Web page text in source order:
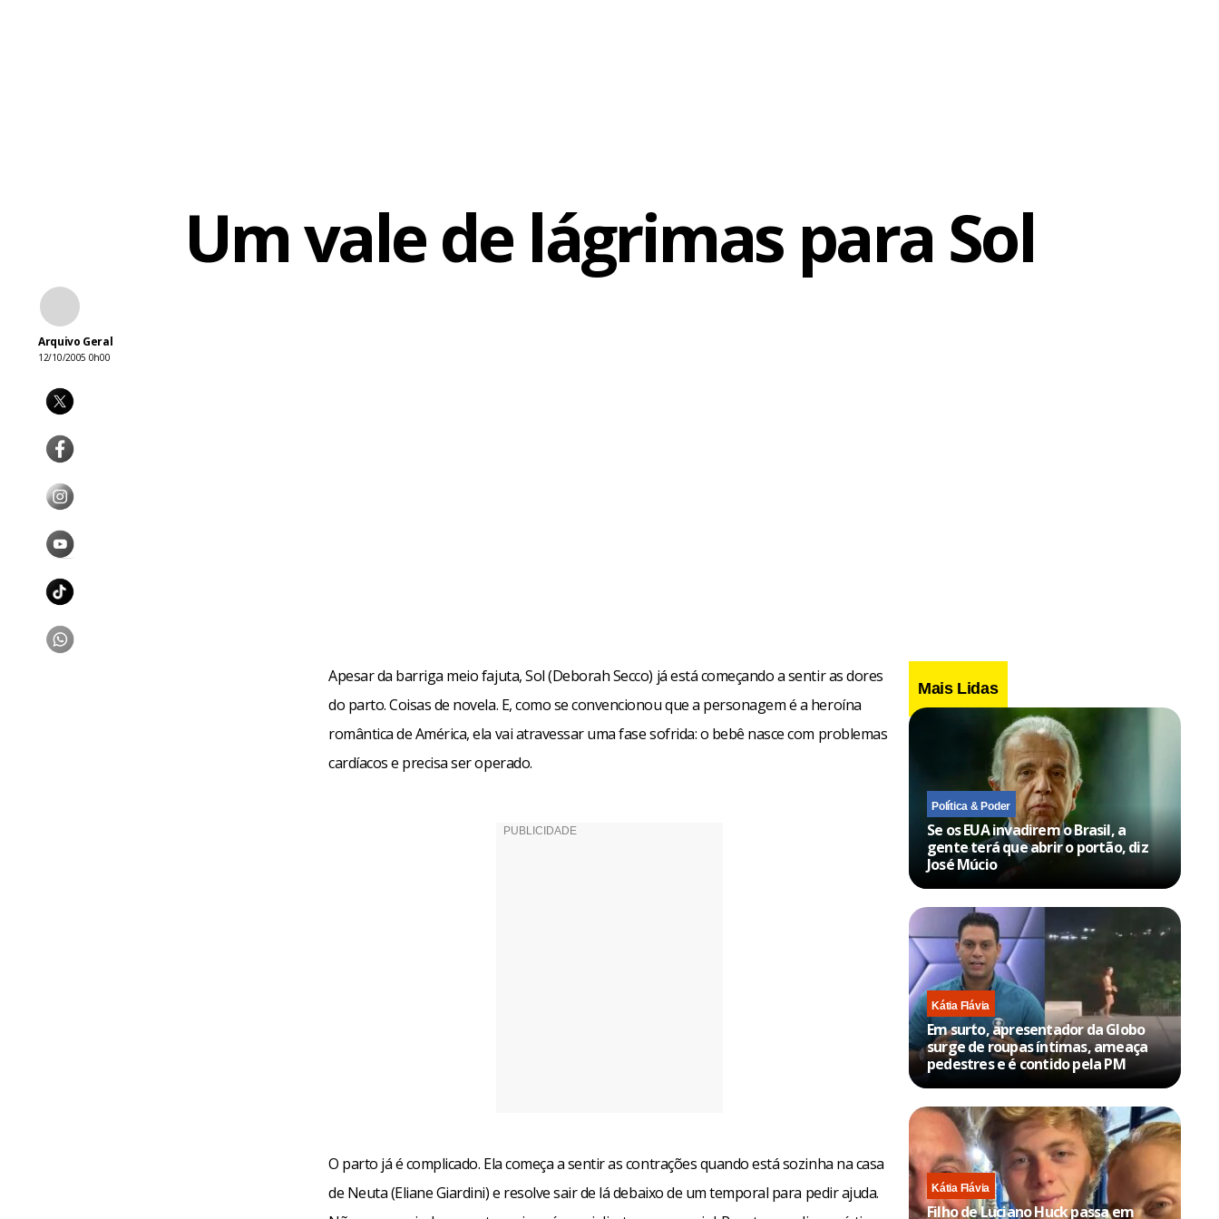
acontecer, ela também vai para Boiadeiros e chega a propor a Sol que lhe dê a criança
para criar, em troca de algum dinheiro. Naturalmente, Sol vai recusar a oferta, mas o
destino, alguns capítulos depois, fará a criança nascer mal de saúde e Sol enfentará
mais esse dilema.
Um vale de lágrimas para Sol
Arquivo Geral
12/10/2005 0h00
Apesar da barriga meio fajuta, Sol (Deborah Secco) já está começando a sentir as dores
do parto. Coisas de novela. E, como se convencionou que a personagem é a heroína
romântica de América, ela vai atravessar uma fase sofrida: o bebê nasce com problemas
cardíacos e precisa ser operado.
O parto já é complicado. Ela começa a sentir as contrações quando está sozinha na casa
de Neuta (Eliane Giardini) e resolve sair de lá debaixo de um temporal para pedir ajuda.
Mais Lidas
Política & Poder
Se os EUA invadirem o Brasil, a
gente terá que abrir o portão, diz
José Múcio
Kátia Flávia
Em surto, apresentador da Globo
surge de roupas íntimas, ameaça
pedestres e é contido pela PM
Kátia Flávia
Filho de Luciano Huck passa em